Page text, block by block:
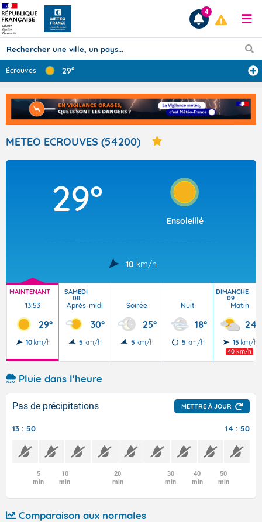
Prévisions
TOUS LES RÉSULTATS
Articles
4
Écrouves 29°
METEO ECROUVES (54200)
29°
Ensoleillé
10 km/h
MAINTENANT
13:53
29°
10 km/h
SAMEDI
08
Après-midi
30°
5 km/h
Soirée
25°
5 km/h
Nuit
18°
5 km/h
DIMANCHE
09
Matin
24°
15 km/h
40 km/h
Pluie dans l'heure
Pas de précipitations METTRE À JOUR
13 : 50 14 : 50
5
min
10
min
20
min
30
min
40
min
50
min
Comparaison aux normales